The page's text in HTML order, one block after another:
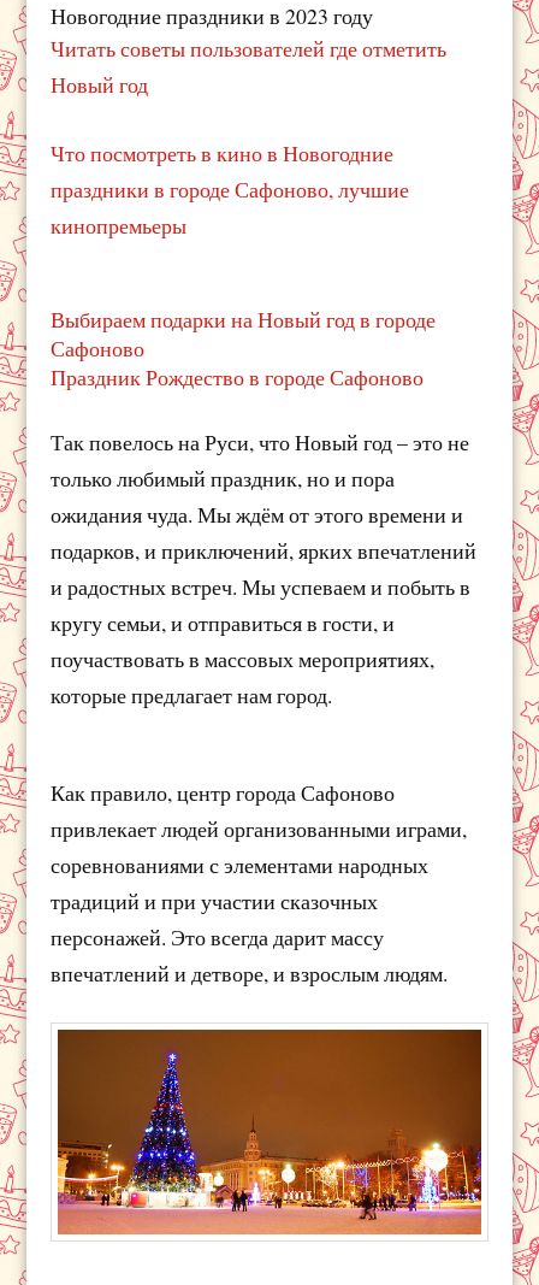
Новогодние праздники в 2023 году
Читать советы пользователей где отметить
Новый год
Что посмотреть в кино в Новогодние
праздники в городе Сафоново, лучшие
кинопремьеры
Выбираем подарки на Новый год в городе
Сафоново
Праздник Рождество в городе Сафоново
Так повелось на Руси, что Новый год – это не
только любимый праздник, но и пора
ожидания чуда. Мы ждём от этого времени и
подарков, и приключений, ярких впечатлений
и радостных встреч. Мы успеваем и побыть в
кругу семьи, и отправиться в гости, и
поучаствовать в массовых мероприятиях,
которые предлагает нам город.
Как правило, центр города Сафоново
привлекает людей организованными играми,
соревнованиями с элементами народных
традиций и при участии сказочных
персонажей. Это всегда дарит массу
впечатлений и детворе, и взрослым людям.